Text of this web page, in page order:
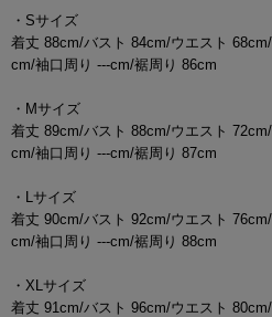
・Sサイズ
着丈 88cm/バスト 84cm/ウエスト
cm/袖口周り ---cm/裾周り 86cm
・Mサイズ
着丈 89cm/バスト 88cm/ウエスト
cm/袖口周り ---cm/裾周り 87cm
・Lサイズ
着丈 90cm/バスト 92cm/ウエスト
cm/袖口周り ---cm/裾周り 88cm
・XLサイズ
着丈 91cm/バスト 96cm/ウエスト